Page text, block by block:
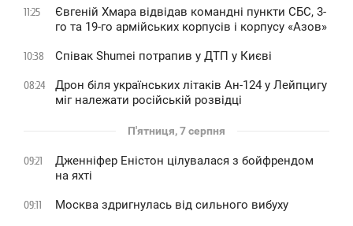
11:25
Євгеній Хмара відвідав командні пункти СБС, 3-
го та 19-го армійських корпусів і корпусу «Азов»
10:38 Співак Shumei потрапив у ДТП у Києві
08:24
Дрон біля українських літаків Ан-124 у Лейпцигу
міг належати російській розвідці
П'ятниця, 7 серпня
09:21
Дженніфер Еністон цілувалася з бойфрендом
на яхті
09:11 Москва здригнулась від сильного вибуху